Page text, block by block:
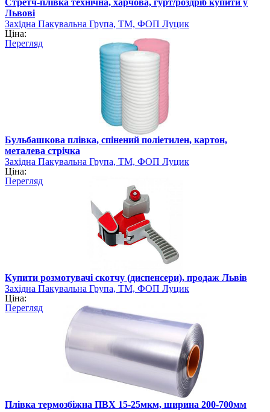
Львові
Західна Пакувальна Група, ТМ, ФОП Луцик
Ціна:
Перегляд
Бульбашкова плівка, спінений поліетилен, картон,
металева стрічка
Західна Пакувальна Група, ТМ, ФОП Луцик
Ціна:
Перегляд
Купити розмотувачі скотчу (диспенсери), продаж Львів
Західна Пакувальна Група, ТМ, ФОП Луцик
Ціна:
Перегляд
Плівка термозбіжна ПВХ 15-25мкм, ширина 200-700мм